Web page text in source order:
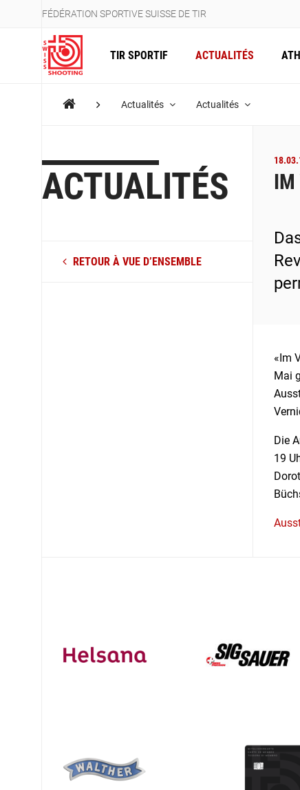
FÉDÉRATION SPORTIVE SUISSE DE TIR
TIR SPORTIF ACTUALITÉS
Actualités Actualités
ACTUALITÉS
RETOUR À VUE D’ENSEMBLE
IM
«Im
Mai
Die
19